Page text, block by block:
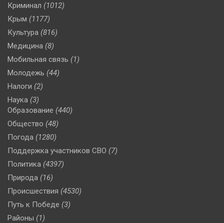
Криминал (1012)
Крым (1177)
Культура (816)
Медицина (8)
Мобильная связь (1)
Молодежь (44)
Налоги (2)
Наука (3)
Образование (440)
Общество (48)
Погода (1280)
Поддержка участников СВО (7)
Политика (4397)
Природа (16)
Происшествия (4530)
Путь к Победе (3)
Районы (1)